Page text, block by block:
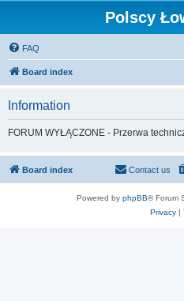
Polscy
FAQ
Board index
Information
FORUM WYŁĄCZONE - Przerwa
Board index Contact us
Powered by phpBB® Forum
Privacy|